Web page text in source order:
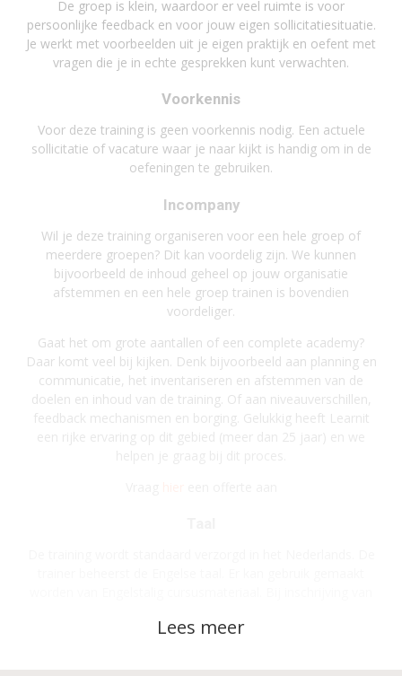
De groep is klein, waardoor er veel ruimte is voor
persoonlijke feedback en voor jouw eigen sollicitatiesituatie.
Je werkt met voorbeelden uit je eigen praktijk en oefent met
vragen die je in echte gesprekken kunt verwachten.
Voorkennis
Voor deze training is geen voorkennis nodig. Een actuele
sollicitatie of vacature waar je naar kijkt is handig om in de
oefeningen te gebruiken.
Incompany
Wil je deze training organiseren voor een hele groep of
meerdere groepen? Dit kan voordelig zijn. We kunnen
bijvoorbeeld de inhoud geheel op jouw organisatie
afstemmen en een hele groep trainen is bovendien
voordeliger.
Gaat het om grote aantallen of een complete academy?
Daar komt veel bij kijken. Denk bijvoorbeeld aan planning en
communicatie, het inventariseren en afstemmen van de
doelen en inhoud van de training. Of aan niveauverschillen,
feedback mechanismen en borging. Gelukkig heeft Learnit
een rijke ervaring op dit gebied (meer dan 25 jaar) en we
Engels verzorgd worden.